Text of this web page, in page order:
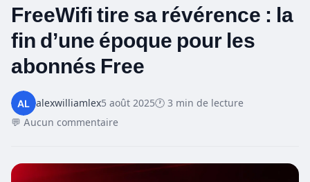
FreeWifi tire sa révérence : la
fin d’une époque pour les
abonnés Free
alexwilliamlex5 août 2025🕐 3 min de lecture
💬 Aucun commentaire